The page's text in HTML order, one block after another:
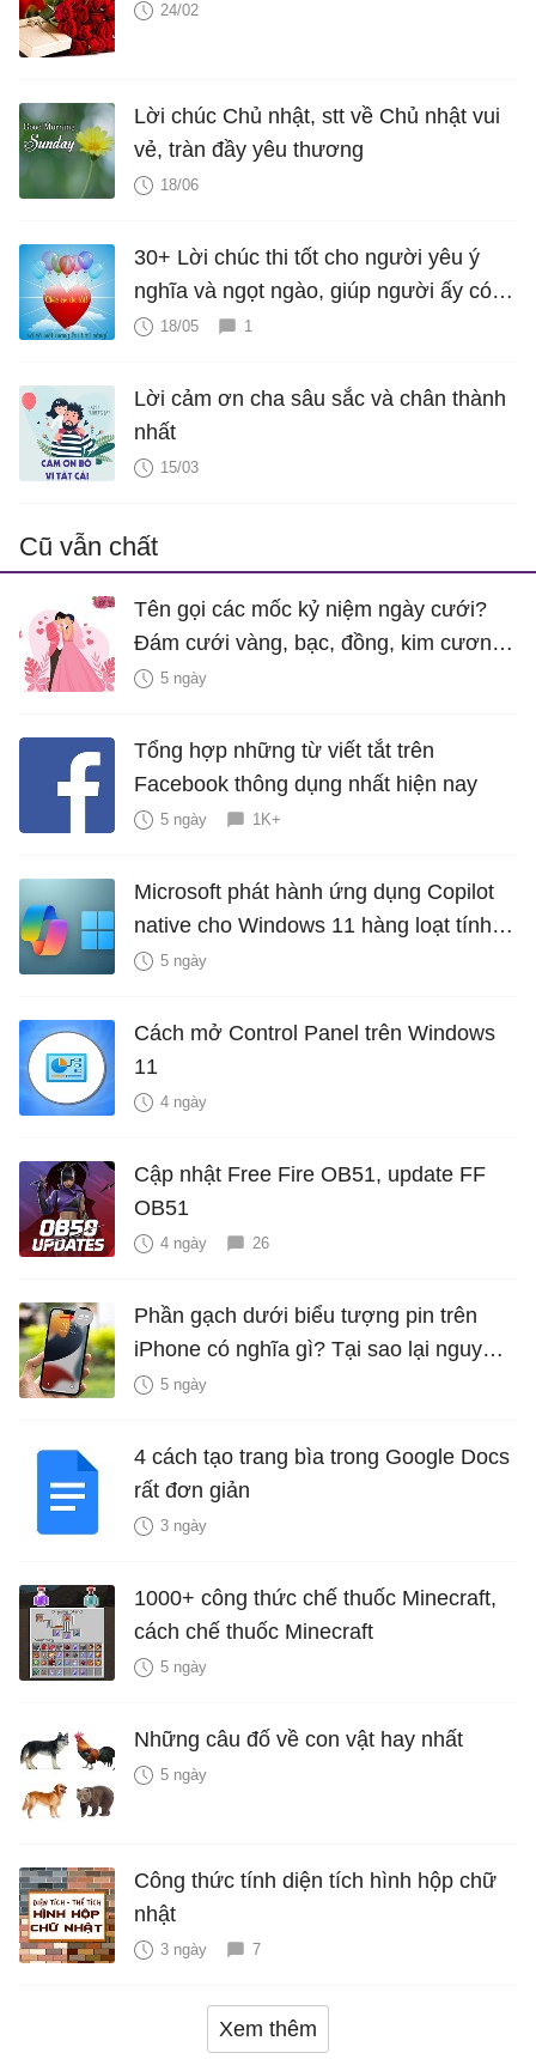
24/02
Lời chúc Chủ nhật, stt về Chủ nhật vui
vẻ, tràn đầy yêu thương
18/06
30+ Lời chúc thi tốt cho người yêu ý
nghĩa và ngọt ngào, giúp người ấy có
động lực, tự tin đạt kết quả tốt nhất
18/05 1
Lời cảm ơn cha sâu sắc và chân thành
nhất
15/03
Cũ vẫn chất
Tên gọi các mốc kỷ niệm ngày cưới?
Đám cưới vàng, bạc, đồng, kim cương
là bao nhiêu năm?
5 ngày
Tổng hợp những từ viết tắt trên
Facebook thông dụng nhất hiện nay
5 ngày 1K+
Microsoft phát hành ứng dụng Copilot
native cho Windows 11 hàng loạt tính
năng mới Hữu Ích
5 ngày
Cách mở Control Panel trên Windows
11
4 ngày
Cập nhật Free Fire OB51, update FF
OB51
4 ngày 26
Phần gạch dưới biểu tượng pin trên
iPhone có nghĩa gì? Tại sao lại nguy
hiểm?
5 ngày
4 cách tạo trang bìa trong Google Docs
rất đơn giản
3 ngày
1000+ công thức chế thuốc Minecraft,
cách chế thuốc Minecraft
5 ngày
Những câu đố về con vật hay nhất
5 ngày
Công thức tính diện tích hình hộp chữ
nhật
3 ngày 7
Xem thêm